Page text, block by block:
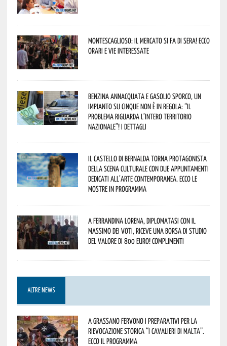
Montescaglioso: il mercato si fa di sera! Ecco
orari e vie interessate
Benzina annacquata e gasolio sporco, un
impianto su cinque non è in regola: “il
problema riguarda l’intero territorio
Nazionale”! I dettagli
Il Castello di Bernalda torna protagonista
della scena culturale con due appuntamenti
dedicati all’arte contemporanea. Ecco le
mostre in programma
A Ferrandina Lorena, diplomatasi con il
massimo dei voti, riceve una borsa di studio
del valore di 800 euro! Complimenti
ALTRE NEWS
A Grassano fervono i preparativi per la
Rievocazione Storica “I CAVALIERI DI MALTA”.
Ecco il programma